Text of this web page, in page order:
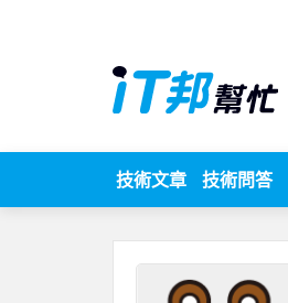
技術文章 技術問答